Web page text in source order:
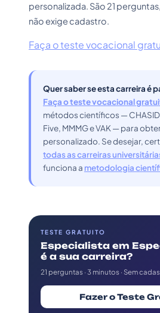
personalizada. São 21
não exige cadastro.
Faça o teste vocacional
Quer saber se esta carreira é
Faça o teste vocacional
métodos científicos —
Five, MMMG e VAK — para
personalizado. Se desejar,
todas as carreiras
funciona a metodologia
TESTE GRATUITO
Especialista em
é a sua carreira?
21 perguntas · 3 minutos · Sem
Fazer o Teste